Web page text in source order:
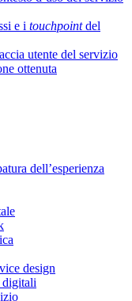
e i touchpointdel
utente del servizio
ottenuta
dell’esperienza
design
digitali